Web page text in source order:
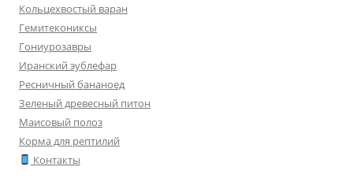
Кольцехвостый варан
Гемитекониксы
Гониурозавры
Иранский эублефар
Ресничный бананоед
Зеленый древесный питон
Маисовый полоз
Корма для рептилий
Контакты